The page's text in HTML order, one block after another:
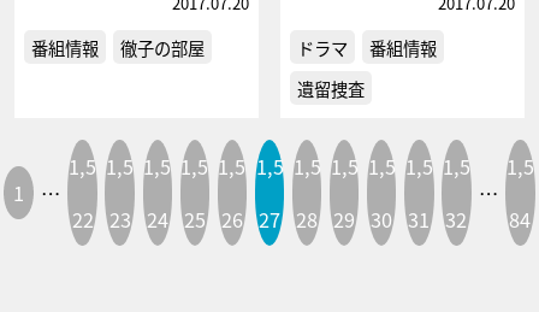
番組情報 徹子の部屋 ドラマ
番組情報
遺留捜査
1 …
1,5
22
1,5
23
1,5
24
1,5
25
1,5
26
1,5
27
1,5
28
1,5
29
1,5
30
1,5
31
1,5
32
…
1,5
84